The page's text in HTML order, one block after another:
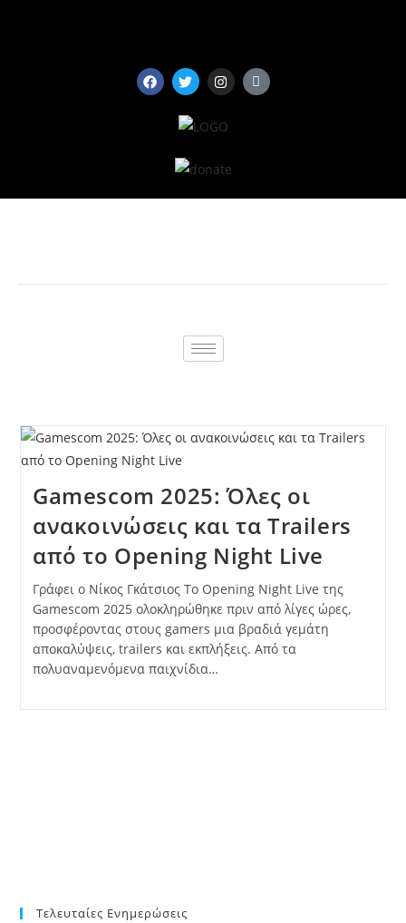
Gamescom 2025: Όλες οι
ανακοινώσεις και τα Trailers
από το Opening Night Live
Γράφει ο Νίκος Γκάτσιος Το Opening Night Live της
Gamescom 2025 ολοκληρώθηκε πριν από λίγες ώρες,
προσφέροντας στους gamers μια βραδιά γεμάτη
αποκαλύψεις, trailers και εκπλήξεις. Από τα
πολυαναμενόμενα παιχνίδια…
Τελευταίες Ενημερώσεις